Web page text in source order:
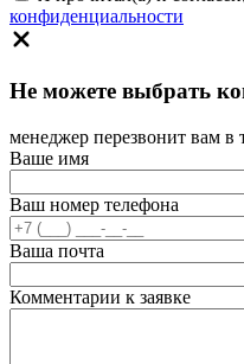
конфиденциальности
Не можете выбрать
менеджер перезвонит вам в
Ваше имя
Ваш номер телефона
Ваша почта
Комментарии к заявке